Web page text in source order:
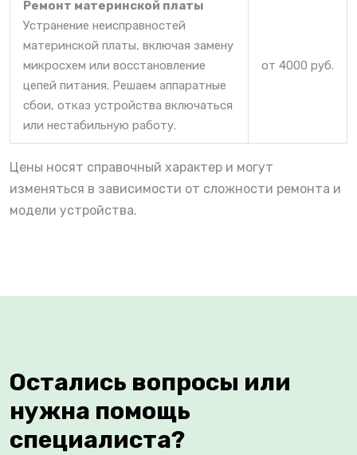
Ремонт материнской платы
Устранение неисправностей
материнской платы, включая замену
микросхем или восстановление
цепей питания. Решаем аппаратные
сбои, отказ устройства включаться
или нестабильную работу.
от 4000 руб.
Цены носят справочный характер и могут
изменяться в зависимости от сложности ремонта и
модели устройства.
Остались вопросы или
нужна помощь
специалиста?